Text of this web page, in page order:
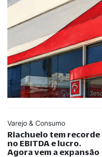
Varejo & Consumo
Riachuelo tem recorde
no EBITDA e lucro.
Agora vem a expansão